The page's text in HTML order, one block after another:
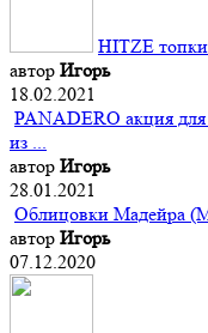
HITZE
автор Игорь
18.02.2021
PANADERO акция
из ...
автор Игорь
28.01.2021
Облицовки Мадейра
автор Игорь
07.12.2020